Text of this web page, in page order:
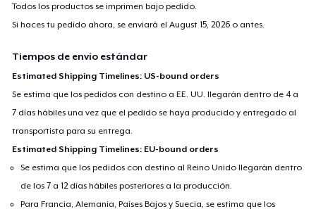
Todos los productos se imprimen bajo pedido.
Si haces tu pedido ahora, se enviará elAugust 15, 2026 o antes.
Tiempos de envío estándar
Estimated Shipping Timelines: US-bound orders
Se estima que los pedidos con destino a EE. UU. llegarán dentro de 4 a
7 días hábiles una vez que el pedido se haya producido y entregado al
transportista para su entrega.
Estimated Shipping Timelines: EU-bound orders
Se estima que los pedidos con destino al Reino Unido llegarán dentro
de los 7 a 12 días hábiles posteriores a la producción.
Para Francia, Alemania, Países Bajos y Suecia, se estima que los
Classic Long Sleeve Tee
38,99 US$
25,99 US$
Premium V-Neck Tee
25,83 US$